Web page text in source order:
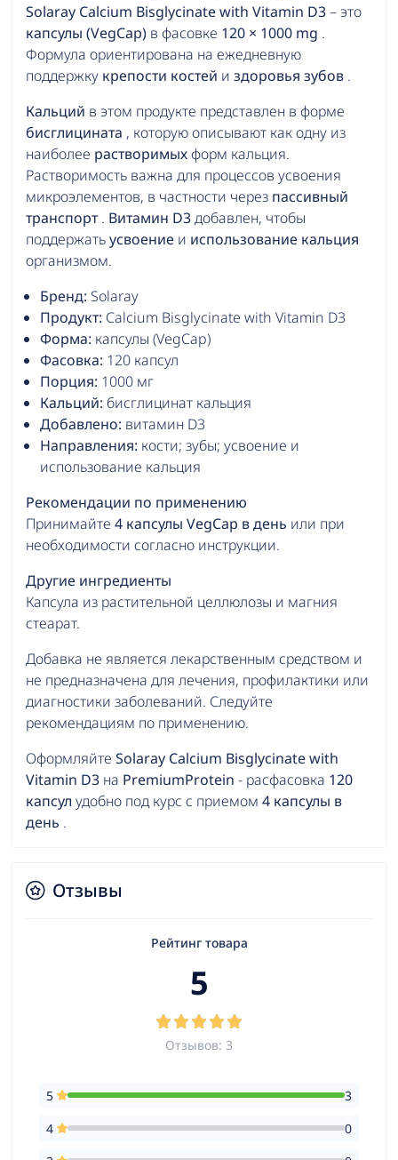
Solaray Calcium Bisglycinate with Vitamin D3– это
капсулы (VegCap) в фасовке 120 × 1000 mg .
Формула ориентирована на ежедневную
поддержку крепости костей и здоровья зубов .
Кальций в этом продукте представлен в форме
бисглицината , которую описывают как одну из
наиболее растворимыхформ кальция.
Растворимость важна для процессов усвоения
микроэлементов, в частности через пассивный
транспорт. Витамин D3добавлен, чтобы
поддержатьусвоение и использование кальция
организмом.
Бренд: Solaray
Продукт: Calcium Bisglycinate with Vitamin D3
Форма: капсулы (VegCap)
Фасовка: 120 капсул
Порция: 1000 мг
Кальций: бисглицинат кальция
Добавлено: витамин D3
Направления: кости; зубы; усвоение и
использование кальция
Рекомендации по применению
Принимайте 4 капсулы VegCap в день или при
необходимости согласно инструкции.
Другие ингредиенты
Капсула из растительной целлюлозы и магния
стеарат.
Добавка не является лекарственным средством и
не предназначена для лечения, профилактики или
диагностики заболеваний. Следуйте
рекомендациям по применению.
Оформляйте Solaray Calcium Bisglycinate with
Vitamin D3 на PremiumProtein - расфасовка 120
капсул удобно под курс с приемом 4 капсулы в
день .
Отзывы
Рейтинг товара
5
Отзывов: 3
5
3
4
0